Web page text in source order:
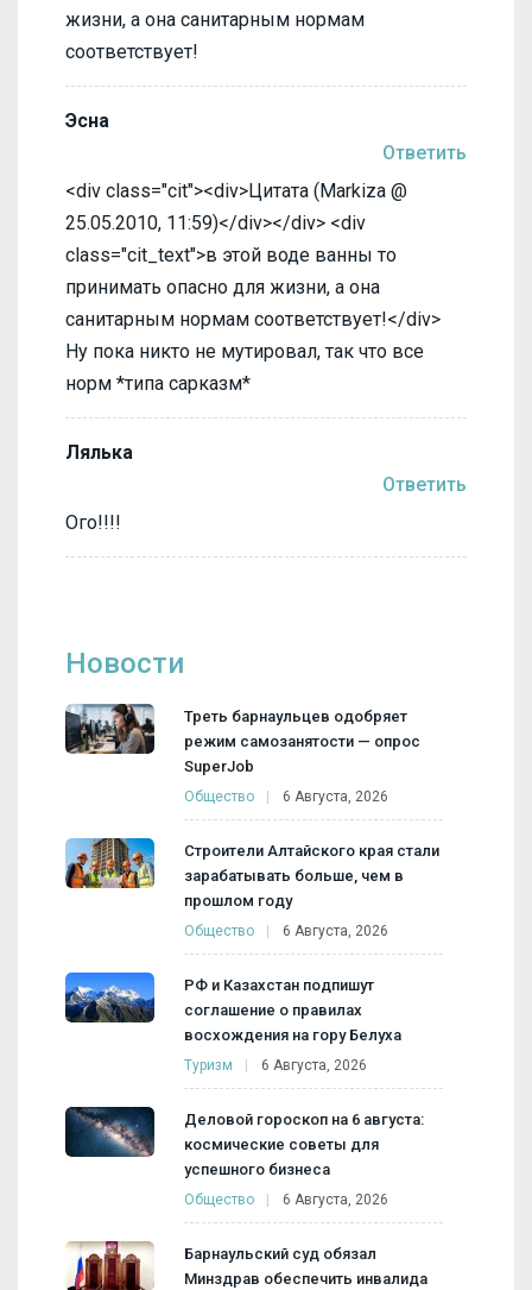
жизни, а она санитарным нормам
соответствует!
Эсна
Ответить
<div class="cit"><div>Цитата (Markiza @
25.05.2010, 11:59)</div></div> <div
class="cit_text">в этой воде ванны то
принимать опасно для жизни, а она
санитарным нормам соответствует!</div>
Ну пока никто не мутировал, так что все
норм *типа сарказм*
Лялька
Ответить
Ого!!!!
Новости
Треть барнаульцев одобряет
режим самозанятости — опрос
SuperJob
Общество 6 Августа, 2026
Строители Алтайского края стали
зарабатывать больше, чем в
прошлом году
Общество 6 Августа, 2026
РФ и Казахстан подпишут
соглашение о правилах
восхождения на гору Белуха
Туризм 6 Августа, 2026
Деловой гороскоп на 6 августа:
космические советы для
успешного бизнеса
Общество 6 Августа, 2026
Барнаульский суд обязал
Минздрав обеспечить инвалида